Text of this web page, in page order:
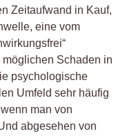
Zeitaufwand in Kauf,
eine vom
Schaden in
psychologische
Umfeld sehr häufig
man von
abgesehen von